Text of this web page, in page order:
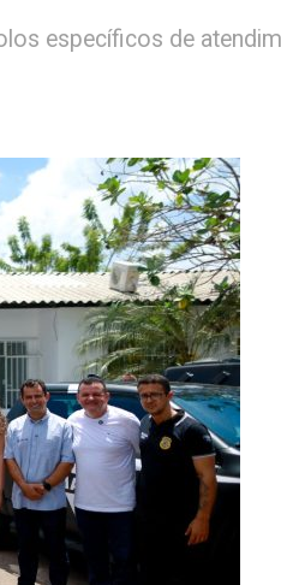
específicos de